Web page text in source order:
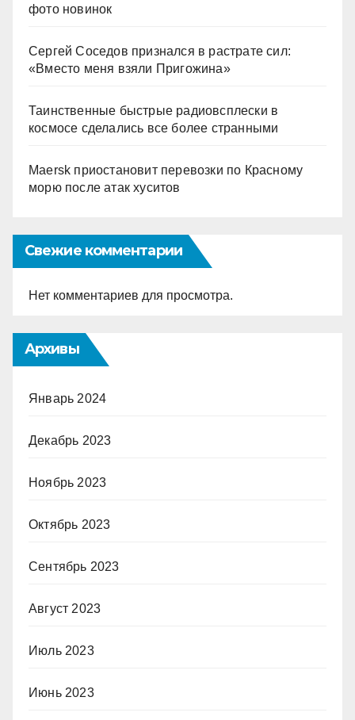
фото новинок
Сергей Соседов признался в растрате сил:
«Вместо меня взяли Пригожина»
Таинственные быстрые радиовсплески в
космосе сделались все более странными
Maersk приостановит перевозки по Красному
морю после атак хуситов
Свежие комментарии
Нет комментариев для просмотра.
Архивы
Январь 2024
Декабрь 2023
Ноябрь 2023
Октябрь 2023
Сентябрь 2023
Август 2023
Июль 2023
Июнь 2023